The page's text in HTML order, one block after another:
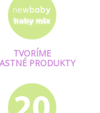
TVORÍME
PRODUKTY